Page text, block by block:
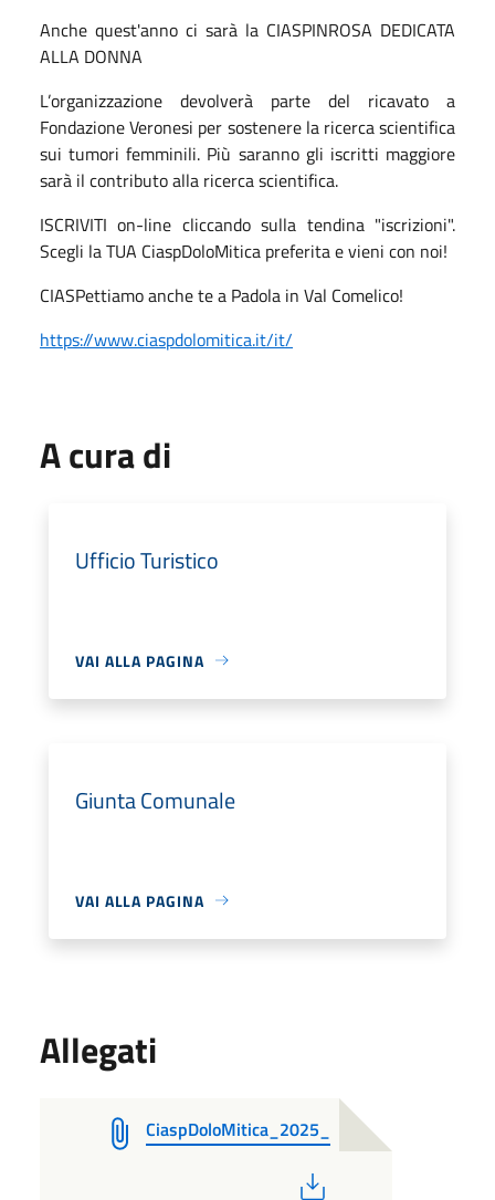
Anche quest'anno ci sarà la CIASPINROSA DEDICATA
ALLA DONNA
L’organizzazione devolverà parte del ricavato a
Fondazione Veronesi per sostenere la ricerca scientifica
sui tumori femminili. Più saranno gli iscritti maggiore
sarà il contributo alla ricerca scientifica.
ISCRIVITI on-line cliccando sulla tendina "iscrizioni".
Scegli la TUA CiaspDoloMitica preferita e vieni con noi!
CIASPettiamo anche te a Padola in Val Comelico!
https://www.ciaspdolomitica.it/it/
A cura di
Ufficio Turistico
VAI ALLA PAGINA
Giunta Comunale
VAI ALLA PAGINA
Allegati
CiaspDoloMitica_2025_